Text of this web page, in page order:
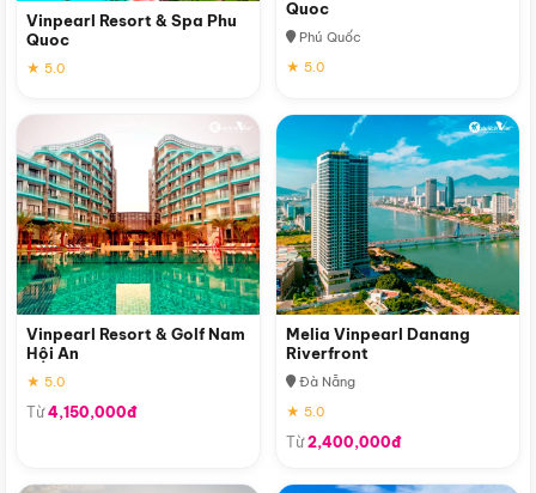
Vinpearl Resort & Spa Phu
Quoc
★ 5.0
Quoc
Phú Quốc
★ 5.0
Vinpearl Resort & Golf Nam
Hội An
★ 5.0
Từ4,150,000đ
Melia Vinpearl Danang
Riverfront
Đà Nẵng
★ 5.0
Từ2,400,000đ